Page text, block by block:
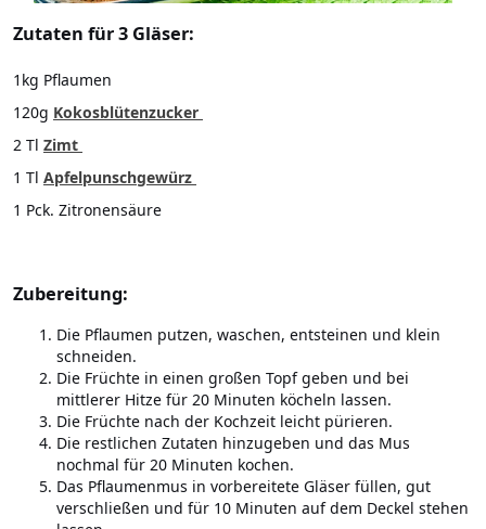
Zutaten für 3 Gläser:
1kg Pflaumen
120g Kokosblütenzucker
2 Tl Zimt
1 Tl Apfelpunschgewürz
1 Pck. Zitronensäure
Zubereitung:
Die Pflaumen putzen, waschen, entsteinen und klein
schneiden.
Die Früchte in einen großen Topf geben und bei
mittlerer Hitze für 20 Minuten köcheln lassen.
Die Früchte nach der Kochzeit leicht pürieren.
Die restlichen Zutaten hinzugeben und das Mus
nochmal für 20 Minuten kochen.
Das Pflaumenmus in vorbereitete Gläser füllen, gut
verschließen und für 10 Minuten auf dem Deckel stehen